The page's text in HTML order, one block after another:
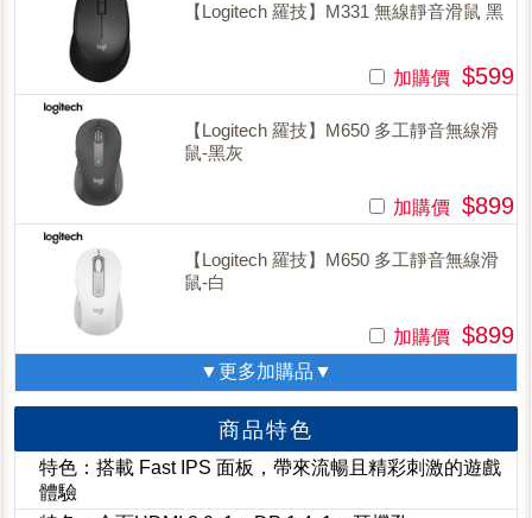
【Logitech 羅技】M331 無線靜音滑鼠 黑
加購價 $599
【Logitech 羅技】M650 多工靜音無線滑
鼠-黑灰
加購價 $899
【Logitech 羅技】M650 多工靜音無線滑
鼠-白
加購價 $899
▼更多加購品▼
商品特色
特色：搭載 Fast IPS 面板，帶來流暢且精彩刺激的遊戲
體驗